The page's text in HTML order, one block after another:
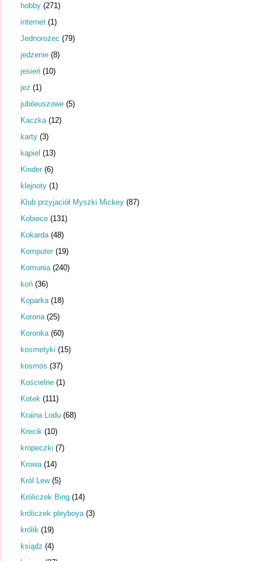
hobby (271)
internet (1)
Jednorożec (79)
jedzenie (8)
jesień (10)
jeż (1)
jubileuszowe (5)
Kaczka (12)
karty (3)
kąpiel (13)
Kinder (6)
klejnoty (1)
Klub przyjaciół Myszki Mickey (87)
Kobiece (131)
Kokarda (48)
Komputer (19)
Komunia (240)
koń (36)
Koparka (18)
Korona (25)
Koronka (60)
kosmetyki (15)
kosmos (37)
Kościelne (1)
Kotek (111)
Kraina Lodu (68)
Krecik (10)
kropeczki (7)
Krowa (14)
Król Lew (5)
Króliczek Bing (14)
króliczek pleyboya (3)
królik (19)
ksiądz (4)